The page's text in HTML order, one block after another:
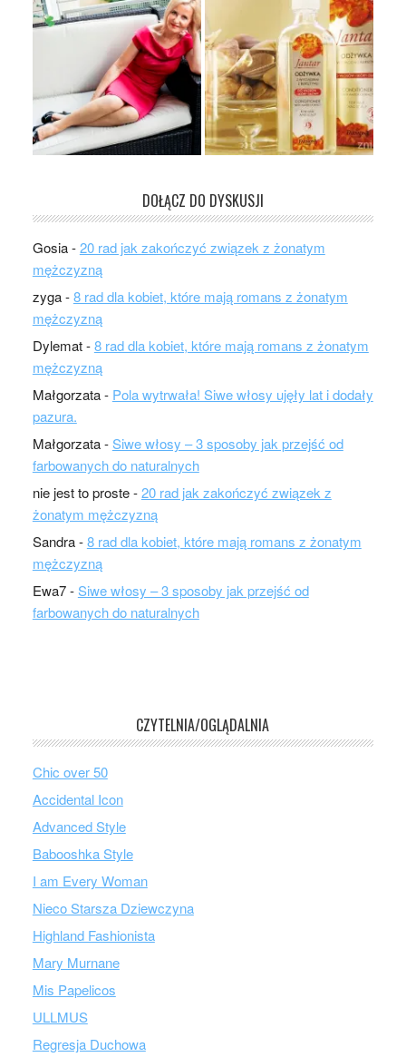
DOŁĄCZ DO DYSKUSJI
Gosia-20 rad jak zakończyć związek z żonatym
mężczyzną
zyga-8 rad dla kobiet, które mają romans z żonatym
mężczyzną
Dylemat-8 rad dla kobiet, które mają romans z żonatym
mężczyzną
Małgorzata- Pola wytrwała! Siwe włosy ujęły lat i dodały
pazura.
Małgorzata-Siwe włosy – 3 sposoby jak przejść od
farbowanych do naturalnych
nie jest to proste-20 rad jak zakończyć związek z
żonatym mężczyzną
Sandra-8 rad dla kobiet, które mają romans z żonatym
mężczyzną
Ewa7-Siwe włosy – 3 sposoby jak przejść od
farbowanych do naturalnych
CZYTELNIA/OGLĄDALNIA
Chic over 50
Accidental Icon
Advanced Style
Babooshka Style
I am Every Woman
Nieco Starsza Dziewczyna
Highland Fashionista
Mary Murnane
Mis Papelicos
ULLMUS
Regresja Duchowa